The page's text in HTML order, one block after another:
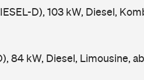
D), 103 kW, Diesel,
84 kW, Diesel, Limousine,